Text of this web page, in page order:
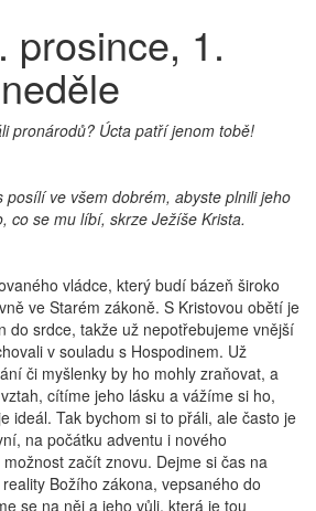
prosince, 1.
pronárodů? Úcta patří jenom tobě!
posílí ve všem dobrém, abyste plnili jeho
co se mu líbí, skrze Ježíše Krista.
vládce, který budí bázeň široko
ve Starém zákoně. S Kristovou obětí je
do srdce, takže už nepotřebujeme vnější
v souladu s Hospodinem. Už
či myšlenky by ho mohly zraňovat, a
cítíme jeho lásku a vážíme si ho,
ideál. Tak bychom si to přáli, ale často je
na počátku adventu i nového
začít znovu. Dejme si čas na
Božího zákona, vepsaného do
se na něj a jeho vůli, která je tou